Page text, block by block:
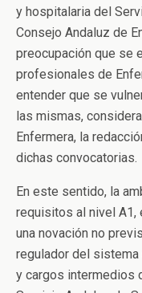
y hospitalaria del
Consejo Andaluz de
preocupación que se
profesionales de
entender que se
las mismas,
Enfermera, la
dichas convocatorias.
En este sentido, la
requisitos al nivel A1,
una novación no
regulador del
y cargos intermedios